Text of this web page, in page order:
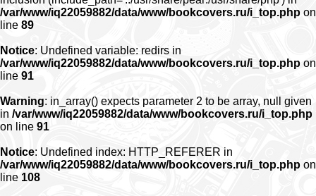
/var/www/iq22059882/data/www/bookcovers.ru/i_top.php on
line 89
Notice: Undefined variable: redirs in
/var/www/iq22059882/data/www/bookcovers.ru/i_top.php on
line 91
Warning: in_array() expects parameter 2 to be array, null given
in /var/www/iq22059882/data/www/bookcovers.ru/i_top.php
on line 91
Notice: Undefined index: HTTP_REFERER in
/var/www/iq22059882/data/www/bookcovers.ru/i_top.php on
line 108